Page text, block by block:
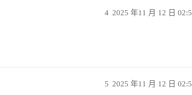
2025 年11 月 12 日
4
2025 年11 月 12 日
5